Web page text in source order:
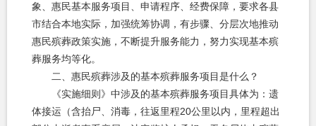
象、惠民基本服务项目、申请程序、经费保障，要求各县
市结合本地实际，加强统筹协调，有步骤、分层次地推动
惠民殡葬政策实施，不断提升服务能力，努力实现基本殡
葬服务均等化。
二、惠民殡葬涉及的基本殡葬服务项目是什么？
《实施细则》中涉及的基本殡葬服务项目具体为：遗
体接运（含抬尸、消毒，往返里程20公里以内，里程超出